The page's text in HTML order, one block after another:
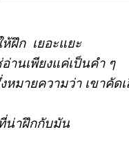
ฝึก เยอะแยะ
านเพียงแค่เป็นคำ ๆ
หมายความว่า เขาคั
น่าฝึกกับมัน